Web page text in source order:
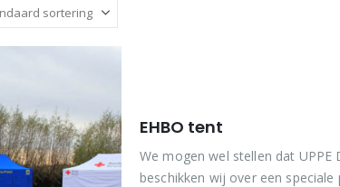
EHBO tent
We mogen wel stellen dat UPPE
beschikken wij over een